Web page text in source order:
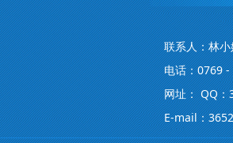
联系人：林
电话：0769
网址： QQ
E-mail：